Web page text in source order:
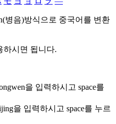
병음)방식으로 중국어를 변환
하시면 됩니다.
을 입력하시고 space를
을 입력하시고 space를 누르